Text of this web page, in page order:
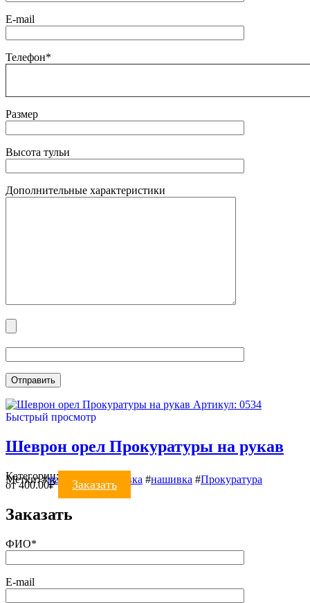
E-mail
Телефон*
Размер
Высота тульи
Дополнительные характеристики
Артикул: 0534
Быстрый просмотр
Шеврон орел Прокуратуры на рукав
Категории:
Метки:#машинная вышивка #нашивка #Прокуратура
от400.00₽ Заказать
Заказать
ФИО*
E-mail